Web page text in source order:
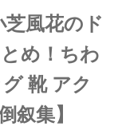
宝物
ンの隠れ家
ト
芝風花のド
め！ちわ
靴 アク
叙集】